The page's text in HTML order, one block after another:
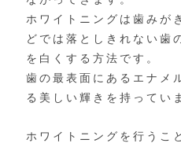
ホワイトニングは歯みが
どでは落としきれない歯
を白くする方法です。
歯の最表面にあるエナメ
る美しい輝きを持ってい
ホワイトニングを行うこ